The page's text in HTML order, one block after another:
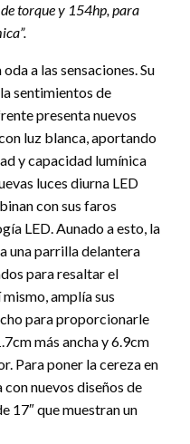
torque y 154hp, para
a las sensaciones. Su
sentimientos de
presenta nuevos
luz blanca, aportando
y capacidad lumínica
luces diurna LED
con sus faros
LED. Aunado a esto, la
una parrilla delantera
para resaltar el
amplía sus
para proporcionarle
más ancha y 6.9cm
Para poner la cereza en
nuevos diseños de
17″ que muestran un